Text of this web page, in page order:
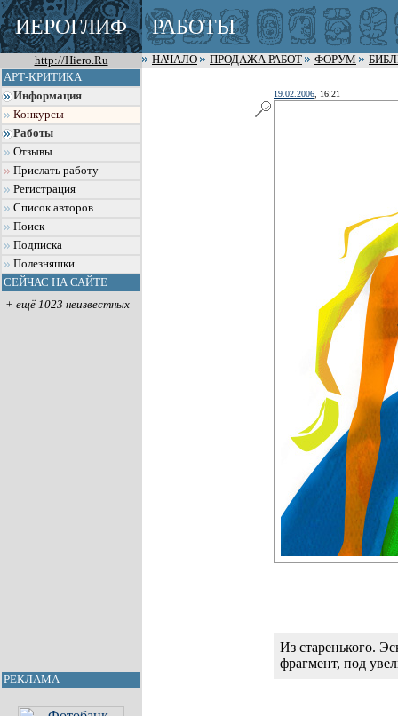
ИЕРОГЛИФ РАБОТЫ
http://Hiero.Ru НАЧАЛО ПРОДАЖА РАБОТ ФОРУМ
АРТ-КРИТИКА
Информация
Конкурсы
Работы
Отзывы
Прислать работу
Регистрация
Список авторов
Поиск
Подписка
Полезняшки
СЕЙЧАС НА САЙТЕ
+ ещё 1023 неизвестных
РЕКЛАМА
19.02.2006 , 16:21
Из старенького.
фрагмент, под